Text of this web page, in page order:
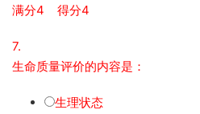
满分4 得分4
7.
生命质量评价的内容是：
生理状态